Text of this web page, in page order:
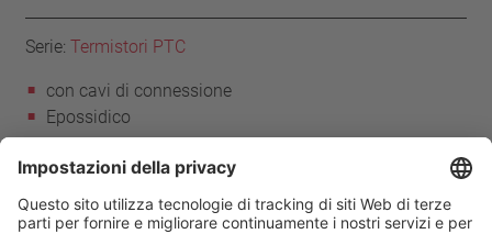
Serie:Termistori PTC
con cavi di connessione
Epossidico